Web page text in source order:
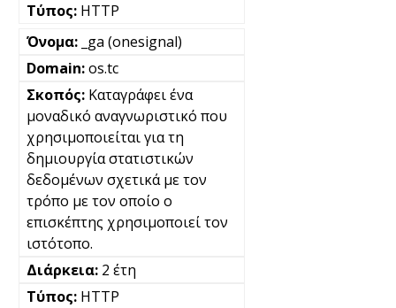
HTTP
_ga (onesignal)
os.tc
Καταγράφει ένα
μοναδικό αναγνωριστικό που
χρησιμοποιείται για τη
δημιουργία στατιστικών
δεδομένων σχετικά με τον
τρόπο με τον οποίο ο
επισκέπτης χρησιμοποιεί τον
ιστότοπο.
2 έτη
HTTP